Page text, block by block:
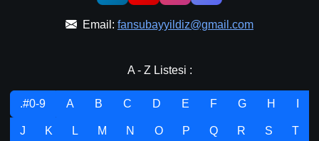
Email: fansubayyildiz@gmail.com
A - Z Listesi :
.#0-9 A B C D E F G H
J K L M N O P Q R S T